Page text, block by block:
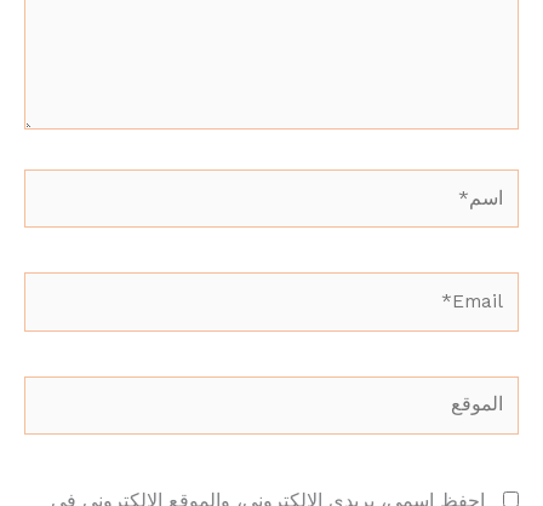
احفظ اسمي، بريدي الإلكتروني، والموقع الإلكتروني في